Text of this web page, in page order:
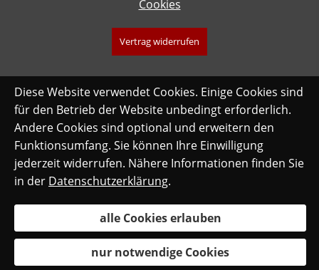
Cookies
Vertrag widerrufen
Diese Website verwendet Cookies. Einige Cookies sind
für den Betrieb der Website unbedingt erforderlich.
Andere Cookies sind optional und erweitern den
Funktionsumfang. Sie können Ihre Einwilligung
jederzeit widerrufen. Nähere Informationen finden Sie
in der Datenschutzerklärung.
alle Cookies erlauben
nur notwendige Cookies